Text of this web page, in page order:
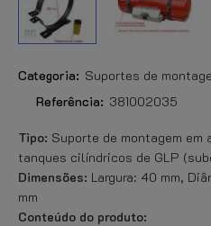
Categoria: Suportes de
Referência: 381002035
Tipo: Suporte de montagem em
tanques cilíndricos de GLP
Dimensões: Largura: 40 mm,
mm
Conteúdo do produto: